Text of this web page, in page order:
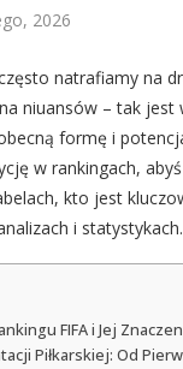
2026
natrafiamy na
niuansów – tak
formę i
w rankingach,
kto jest
i statystykach.
FIFA i Jej
Piłkarskiej: Od